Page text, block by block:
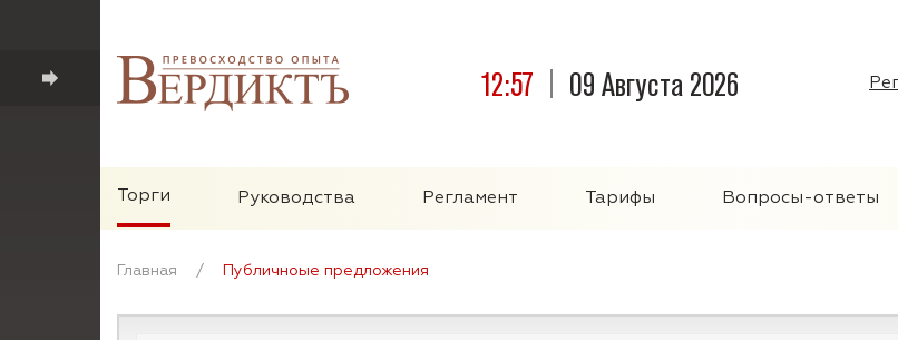
12:57 09 Августа 2026
Торги Руководства Регламент Тарифы Вопросы-ответы
Главная / Публичноые предложения